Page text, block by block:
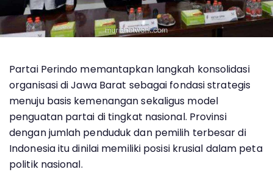
Partai Perindo memantapkan langkah konsolidasi
organisasi di Jawa Barat sebagai fondasi strategis
menuju basis kemenangan sekaligus model
penguatan partai di tingkat nasional. Provinsi
dengan jumlah penduduk dan pemilih terbesar di
Indonesia itu dinilai memiliki posisi krusial dalam peta
politik nasional.